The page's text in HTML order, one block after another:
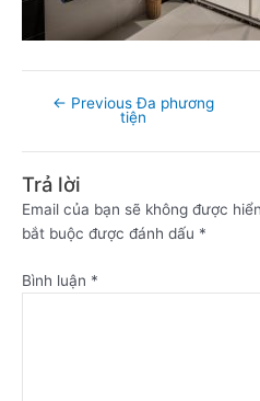
← Previous Đa phương
tiện
Trả lời
Email của bạn sẽ không được
bắt buộc được đánh dấu *
Bình luận *